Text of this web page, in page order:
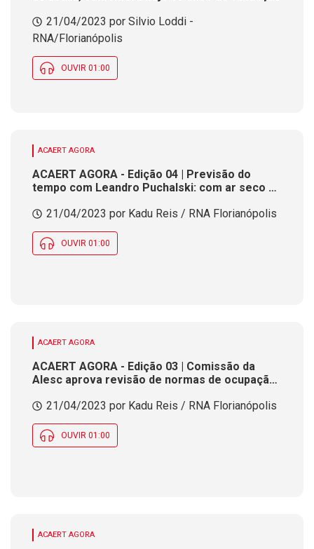
21/04/2023 por Silvio Loddi -
RNA/Florianópolis
OUVIR 01:00
ACAERT AGORA
ACAERT AGORA - Edição 04 | Previsão do
tempo com Leandro Puchalski: com ar seco e
21/04/2023 por Kadu Reis / RNA Florianópolis
OUVIR 01:00
ACAERT AGORA
ACAERT AGORA - Edição 03 | Comissão da
Alesc aprova revisão de normas de ocupação
21/04/2023 por Kadu Reis / RNA Florianópolis
OUVIR 01:00
ACAERT AGORA